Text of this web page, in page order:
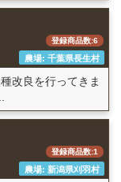
登録商品数:6
農場: 千葉県長生村
改良を行ってきま
登録商品数:1
農場: 新潟県刈羽村